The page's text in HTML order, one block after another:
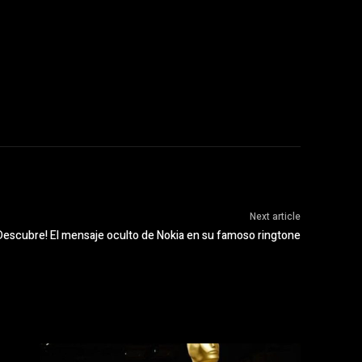
Next article
El mensaje oculto de Nokia en su famoso ringtone